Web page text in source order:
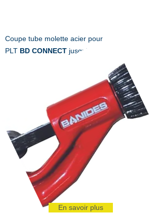
Coupe tube molette acier pour
PLT BD CONNECT jusqu'à 35mm
En savoir plus